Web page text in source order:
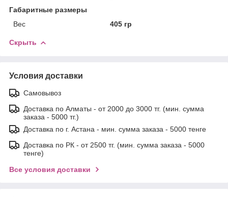
Габаритные размеры
Вес
405 гр
Скрыть
Условия доставки
Самовывоз
Доставка по Алматы - от 2000 до 3000 тг. (мин. сумма
заказа - 5000 тг.)
Доставка по г. Астана - мин. сумма заказа - 5000 тенге
Доставка по РК - от 2500 тг. (мин. сумма заказа - 5000
тенге)
Все условия доставки